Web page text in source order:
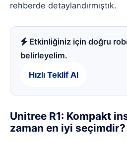
rehberde detaylandırmıştık.
Etkinliğiniz için doğru
belirleyelim.
Hızlı Teklif Al
Unitree R1: Kompakt
zaman en iyi seçimdir?